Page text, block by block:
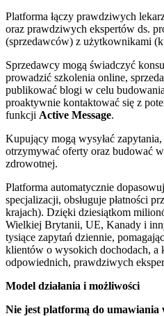
Platforma łączy prawdziwych
oraz prawdziwych ekspertów ds.
(sprzedawców) z użytkownikami
Sprzedawcy mogą świadczyć
prowadzić szkolenia online,
publikować blogi w celu
proaktywnie kontaktować się z
funkcji Active Message.
Kupujący mogą wysyłać zapytania,
otrzymywać oferty oraz budować
zdrowotnej.
Platforma automatycznie
specjalizacji, obsługuje płatności
krajach). Dzięki dziesiątkom
Wielkiej Brytanii, UE, Kanady i
tysiące zapytań dziennie,
klientów o wysokich dochodach, a
odpowiednich, prawdziwych
Model działania i możliwości
Nie jest platformą do umawiania